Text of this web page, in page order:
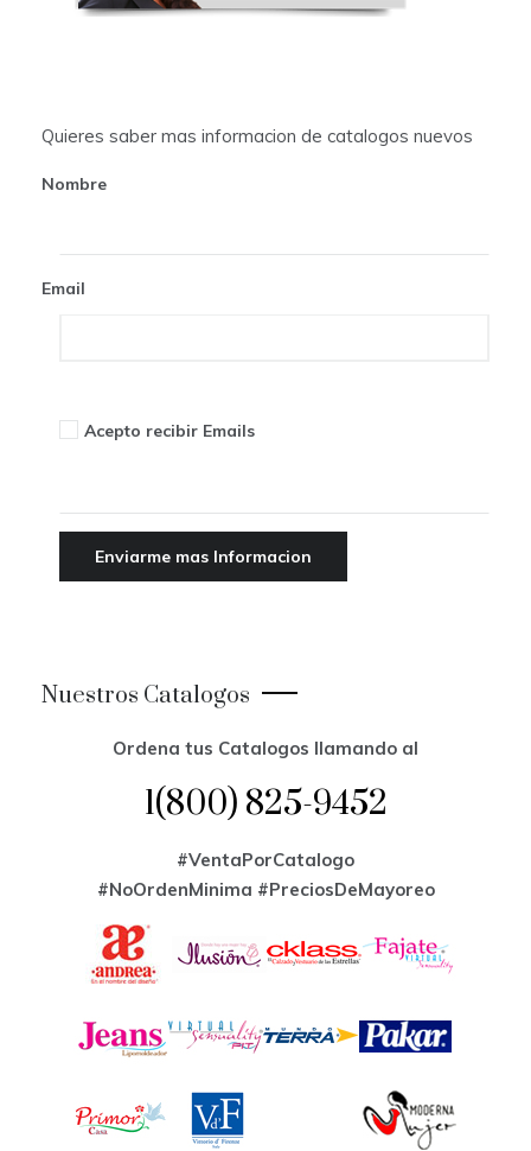
Quieres saber mas informacion de catalogos nuevos
Nombre
Email
Acepto recibir Emails
Nuestros Catalogos
Ordena tus Catalogos llamando al
1(800) 825-9452
#VentaPorCatalogo
#NoOrdenMinima #PreciosDeMayoreo